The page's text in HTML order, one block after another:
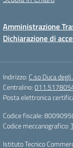
Amministrazione
Dichiarazione di
Indirizzo: C.so Duca
Centralino:
Posta elettronica
Codice fiscale:
Codice meccanografico:
Istituto Tecnico